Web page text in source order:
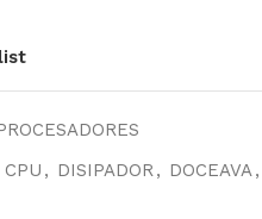
CPU , DISIPADOR, DOCEAVA,